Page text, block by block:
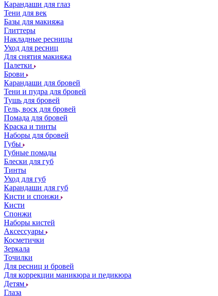
Карандаши для глаз
Тени для век
Базы для макияжа
Глиттеры
Накладные ресницы
Уход для ресниц
Для снятия макияжа
Палетки
Брови
Карандаши для бровей
Тени и пудра для бровей
Тушь для бровей
Гель, воск для бровей
Помада для бровей
Краска и тинты
Наборы для бровей
Губы
Губные помады
Блески для губ
Тинты
Уход для губ
Карандаши для губ
Кисти и спонжи
Кисти
Спонжи
Наборы кистей
Аксессуары
Косметички
Зеркала
Точилки
Для ресниц и бровей
Для коррекции маникюра и педикюра
Детям
Глаза